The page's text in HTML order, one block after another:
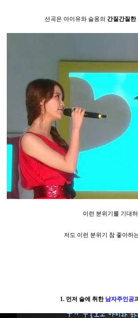
선곡은 아이유와 슬옹의 간질간질한
이런 분위기를 기대
저도 이런 분위기 참 좋아하
1. 먼저 술에 취한 남자주인공